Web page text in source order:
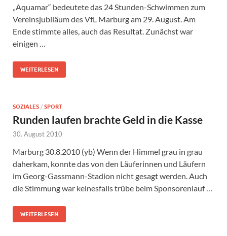
„Aquamar“ bedeutete das 24 Stunden-Schwimmen zum
Vereinsjubiläum des VfL Marburg am 29. August. Am
Ende stimmte alles, auch das Resultat. Zunächst war
einigen …
WEITERLESEN
SOZIALES / SPORT
Runden laufen brachte Geld in die Kasse
30. August 2010
Marburg 30.8.2010 (yb) Wenn der Himmel grau in grau
daherkam, konnte das von den Läuferinnen und Läufern
im Georg-Gassmann-Stadion nicht gesagt werden. Auch
die Stimmung war keinesfalls trübe beim Sponsorenlauf …
WEITERLESEN